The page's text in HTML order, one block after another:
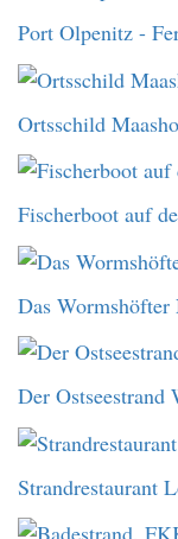
Port Olpenitz -
Ortsschild
Fischerboot auf
Das Wormshöfter
Der Ostseestrand
Strandrestaurant